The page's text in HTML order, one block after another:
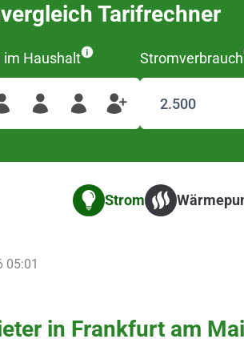
Tarifrechner
im Haushalt Stromverbrauch
Strom
05:01
in Frankfurt am